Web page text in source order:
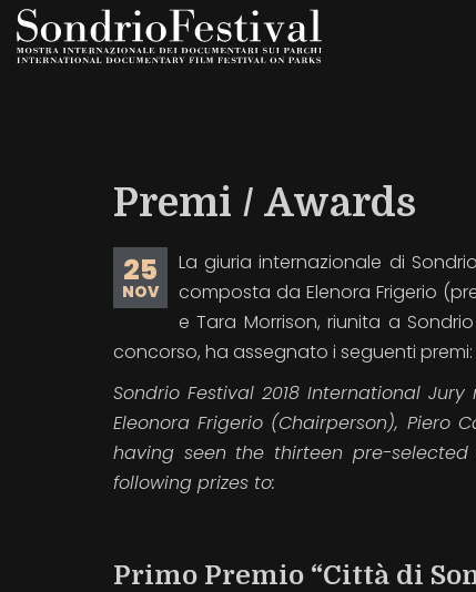
Salta
Premi / Awards
25
NOV
La giuria internazionale di
composta da Elenora Frigerio
e Tara Morrison, riunita a
concorso, ha assegnato i seguenti premi:
Sondrio Festival 2018 International
Eleonora Frigerio (Chairperson), Piero
having seen the thirteen pre-
following prizes to:
Primo Premio “Città di